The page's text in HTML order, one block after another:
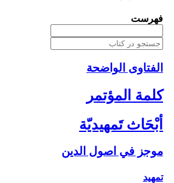
فهرست
الفتاوی الواضحة
كلمة المؤتمر
أبْحَاث تَمهيديّة
موجز في اصول الدين‏
تمهيد